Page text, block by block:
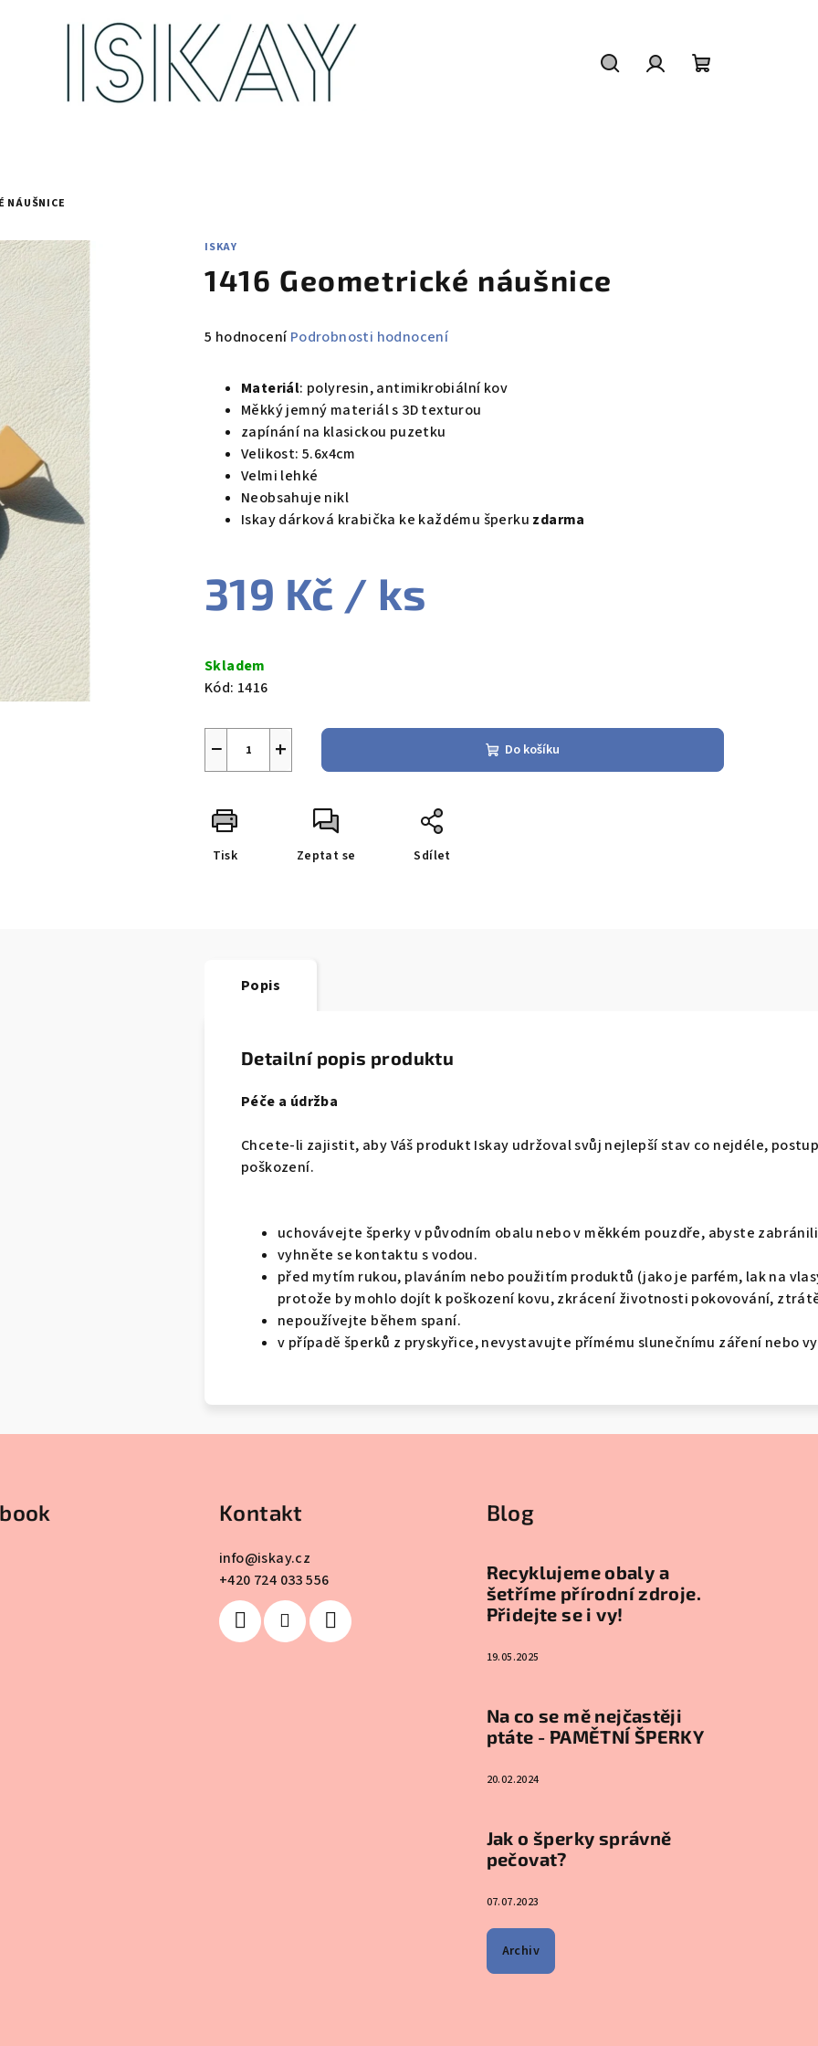
NÁUŠNICE
ISKAY
1416 Geometrické náušnice
Průměrné
produktu
hvězdiček.
5 hodnocení Podrobnosti hodnocení
Materiál: polyresin, antimikrobiální kov
Měkký jemný materiál s 3D texturou
zapínání na klasickou puzetku
Velikost: 5.6x4cm
Velmi lehké
Neobsahuje nikl
Iskay dárková krabička ke každému šperku zdarma
319 Kč / ks
cena:
Skladem
Kód: 1416
+
− Do košíku
Tisk Zeptat se Sdílet
Popis
Detailní popis produktu
Péče a údržba
Chcete-li zajistit, aby Váš produkt Iskay udržoval svůj nejlepší stav co nejdéle,
poškození.
uchovávejte šperky v původním obalu nebo v měkkém pouzdře, abyste
vyhněte se kontaktu s vodou.
před mytím rukou, plaváním nebo použitím produktů (jako je parfém, lak na
protože by mohlo dojít k poškození kovu, zkrácení životnosti pokovování,
nepoužívejte během spaní.
v případě šperků z pryskyřice, nevystavujte přímému slunečnímu záření nebo
Kontakt
info@iskay.cz
+420 724 033 556
Blog
Recyklujeme obaly a
šetříme přírodní zdroje.
Přidejte se i vy!
19.05.2025
Na co se mě nejčastěji
ptáte - PAMĚTNÍ ŠPERKY
20.02.2024
Jak o šperky správně
pečovat?
07.07.2023
Archiv